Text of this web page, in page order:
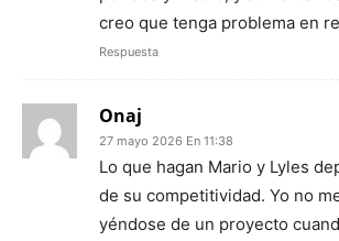
creo que tenga problema en
Respuesta
Onaj
27 mayo 2026 En 11:38
Lo que hagan Mario y Lyles
de su competitividad. Yo no
yéndose de un proyecto